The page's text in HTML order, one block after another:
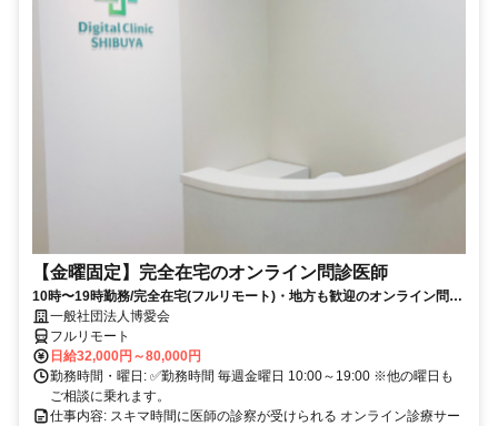
【金曜固定】完全在宅のオンライン問診医師
10時〜19時勤務/完全在宅(フルリモート)・地方も歓迎のオンライン問診
業務一般社団法人博愛会
フルリモート
日給32,000円～80,000円
勤務時間・曜日: ✅勤務時間 毎週金曜日 10:00～19:00 ※他の曜日も
ご相談に乗れます。
仕事内容: スキマ時間に医師の診察が受けられる オンライン診療サー